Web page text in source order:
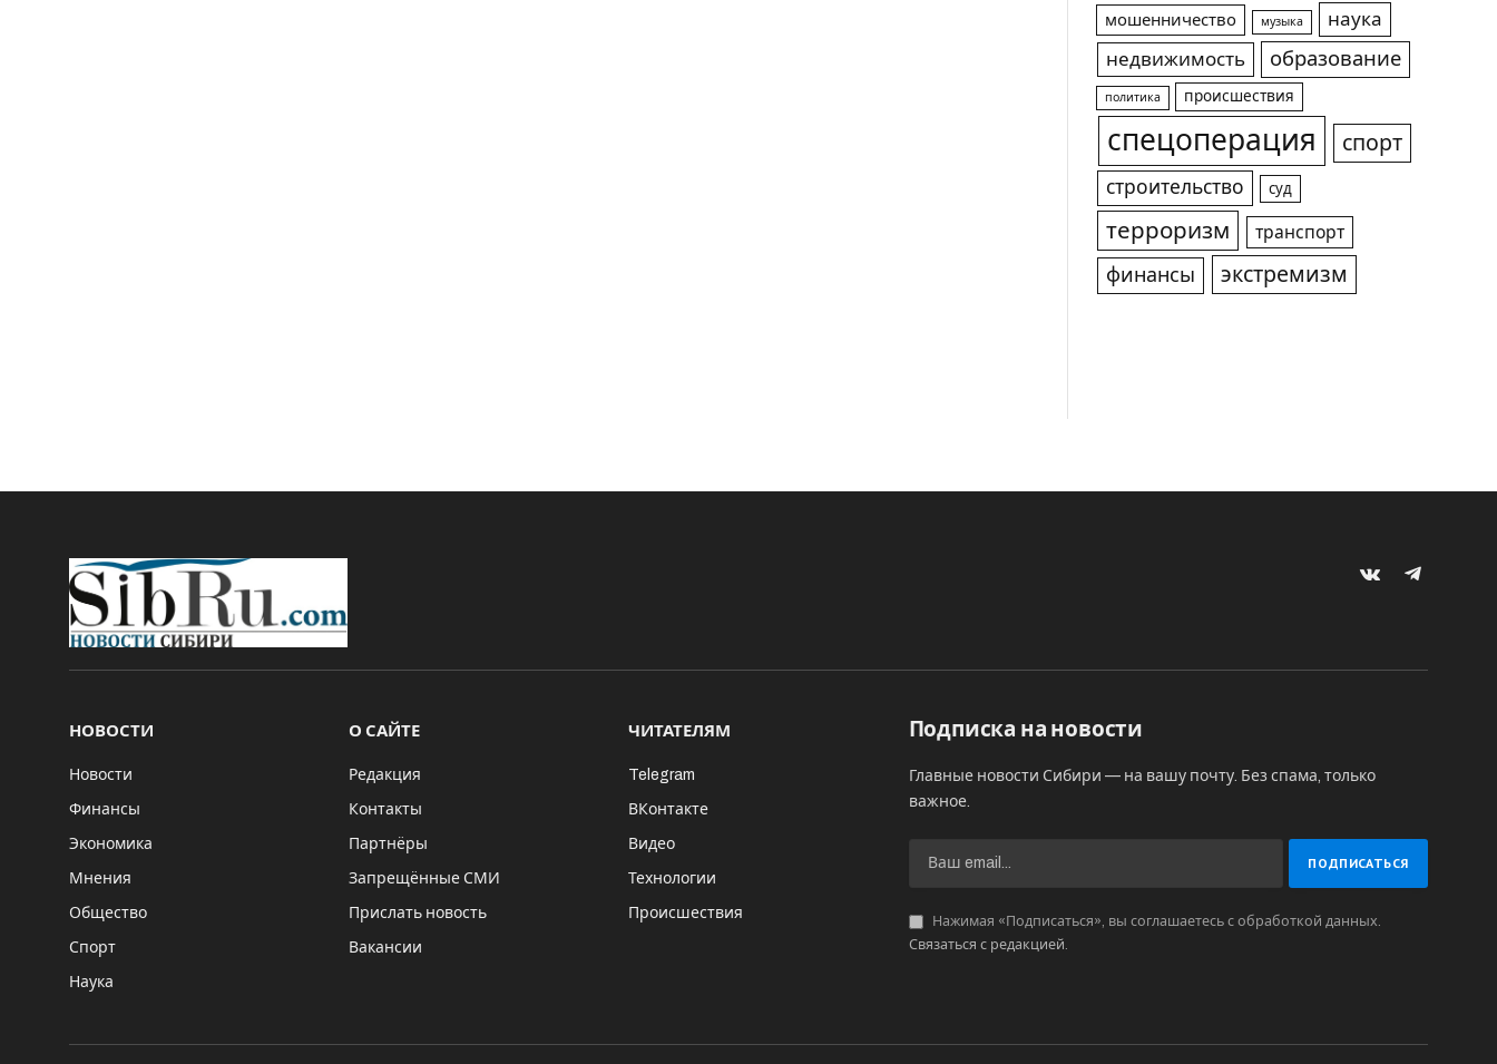
мошенничество музыка
наука
недвижимость
образование
политика происшествия
спецоперация спорт
строительство суд
терроризм транспорт
финансы экстремизм
VKontakteTelegram
НОВОСТИ
Новости
Финансы
Экономика
Мнения
Общество
Спорт
Наука
О САЙТЕ
Редакция
Контакты
Партнёры
Запрещённые СМИ
Прислать новость
Вакансии
ЧИТАТЕЛЯМ
Telegram
ВКонтакте
Видео
Технологии
Происшествия
Подписка на новости
Главные новости Сибири — на вашу почту. Без спама, только
важное.
Нажимая «Подписаться», вы соглашаетесь с обработкой данных.
Связаться с редакцией